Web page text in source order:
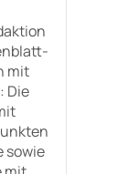
mit
Die
sowie